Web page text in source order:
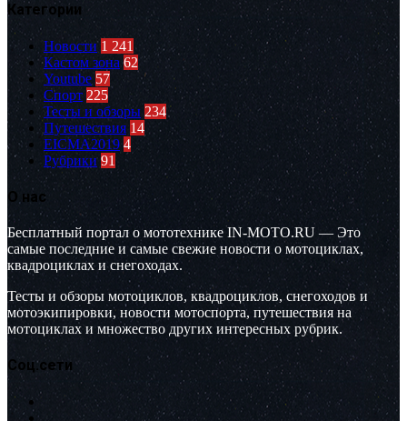
Категории
Новости 1 241
Кастом зона 62
Youtube 57
Спорт 225
Тесты и обзоры 234
Путешествия 14
EICMA2019 4
Рубрики 91
О нас
Бесплатный портал о мототехнике IN-MOTO.RU — Это
самые последние и самые свежие новости о мотоциклах,
квадроциклах и снегоходах.
Тесты и обзоры мотоциклов, квадроциклов, снегоходов и
мотоэкипировки, новости мотоспорта, путешествия на
мотоциклах и множество других интересных рубрик.
Соц.сети